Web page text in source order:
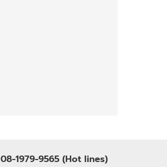
08-1979-9565 (Hot lines)